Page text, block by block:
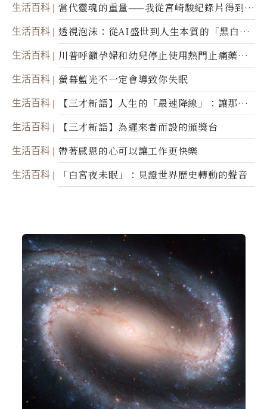
生活百科
當代靈魂的重量——我從宮崎駿紀錄片得到的
省思
生活百科
透視泡沫：從AI盛世到人生本質的「黑白一
瞬」
生活百科
川普呼籲孕婦和幼兒停止使用熱門止痛藥泰
諾
生活百科 螢幕藍光不一定會導致你失眠
生活百科
【三才新語】人生的「最速降線」：讓那道
光，帶你滑向自己
生活百科 【三才新語】為遲來者而設的頒獎台
生活百科 帶著感恩的心可以讓工作更快樂
生活百科 「白宮夜未眠」：見證世界歷史轉動的聲音